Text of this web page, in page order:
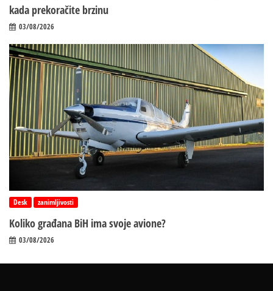
kada prekoračite brzinu
03/08/2026
Desk zanimljivosti
Koliko građana BiH ima svoje avione?
03/08/2026